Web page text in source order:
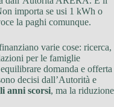
importa se usi 1 kWh o
la paghi comunque.
varie cose: ricerca,
per le famiglie
domanda e offerta
decisi dall’Autorità e
anni scorsi, ma la riduzione